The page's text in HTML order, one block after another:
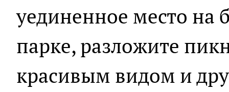
уединенное место на
парке, разложите
красивым видом и